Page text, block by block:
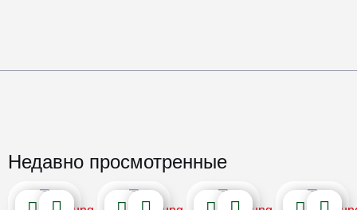
Недавно просмотренные